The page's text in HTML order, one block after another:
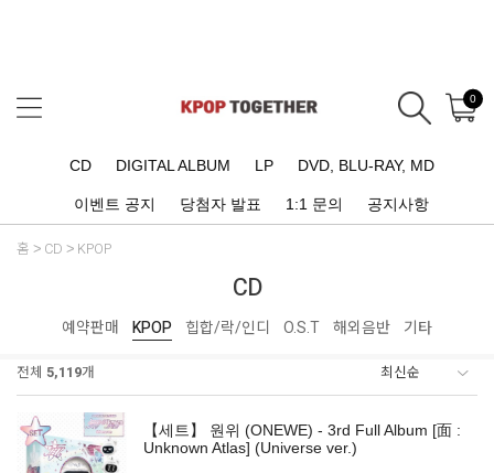
0
CD DIGITAL ALBUM LP DVD, BLU-RAY, MD
이벤트 공지 당첨자 발표 1:1 문의 공지사항
홈 CD KPOP
CD
예약판매 KPOP 힙합/락/인디 O.S.T 해외음반 기타
전체 5,119개
【세트】 원위 (ONEWE) - 3rd Full Album [面 :
Unknown Atlas] (Universe ver.)